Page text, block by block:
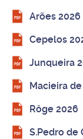
Arões 2026
Cepelos
Junqueira
Macieira
Rôge 2026
S.Pedro de